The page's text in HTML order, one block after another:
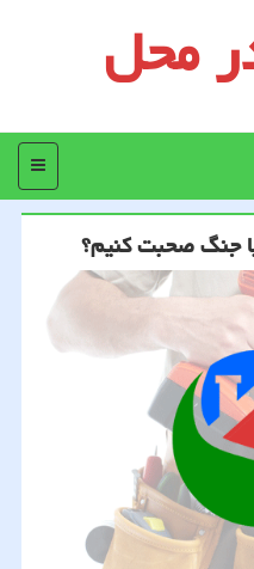
محل
منو
با جنگ صحبت کنیم؟